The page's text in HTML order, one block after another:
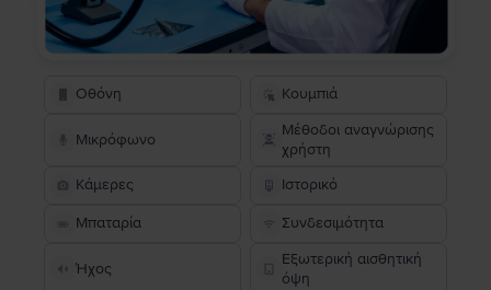
Οθόνη Κουμπιά
Μικρόφωνο
Μέθοδοι αναγνώρισης
χρήστη
Κάμερες
Ιστορικό
Μπαταρία Συνδεσιμότητα
Ήχος
Εξωτερική αισθητική
όψη